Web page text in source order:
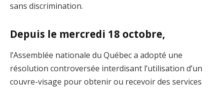
sans discrimination.
Depuis le mercredi 18 octobre,
l’Assemblée nationale du Québec a adopté une
résolution controversée interdisant l’utilisation d’un
couvre-visage pour obtenir ou recevoir des services